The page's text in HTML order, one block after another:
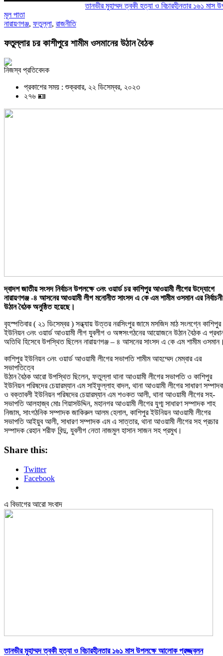
তানভীর মুহাম্মদ ত্বকী হত্যা ও বিচারহীনতার ১৬১ মাস
মূল পাতা
নারায়ণগঞ্জ, ফতুল্লা, রাজনীতি
ফতুল্লার চর কাশীপুরে শামীম ওসমানের উঠান বৈঠক
নিজস্ব প্রতিবেদক
প্রকাশের সময় : শুক্রবার, ২২ ডিসেম্বর, ২০২৩
২৭৬ 🪪
দ্বাদশ জাতীয় সংসদ নির্বাচন উপলক্ষে ৩নং ওয়ার্ড চর কাশিপুর আওয়ামী লীগের উদ্যোগে
নারায়ণগঞ্জ -৪ আসনের আওয়ামী লীগ মনোনীত সাংসদ এ কে এম শামীম ওসমান এর নির্বাচনী
উঠান বৈঠক অনুষ্ঠিত হয়েছে।
বৃহস্পতিবার ( ২১ ডিসেম্বর ) সন্ধ্যায় উত্তর নরসিংপুর জামে মসজিদ মাঠ সংলগ্নে কাশিপুর
ইউনিয়ন ৩নং ওয়ার্ড আওয়ামী লীগ যুবলীগ ও অঙ্গসংগঠনের আয়োজনে উঠান বৈঠক এ
অতিথি হিসেবে উপস্থিত ছিলেন নারায়ণগঞ্জ – ৪ আসনের সাংসদ এ কে এম শামীম
কাশিপুর ইউনিয়ন ৩নং ওয়ার্ড আওয়ামী লীগের সভাপতি শামীম আহম্মেদ মেম্বার এর
সভাপতিত্বে
উঠান বৈঠক আরো উপস্থিত ছিলেন, ফতুল্লা থানা আওয়ামী লীগের সভাপতি ও কাশিপুর
ইউনিয়ন পরিষদের চেয়ারম্যান এম সাইফুল্লাহ বাদল, থানা আওয়ামী লীগের সাধারণ
ও বক্তাবলী ইউনিয়ন পরিষদের চেয়ারম্যান এম শওকত আলী, থানা আওয়ামী লীগের সহ-
সভাপতি আলহাজ্ব মোঃ গিয়াসউদ্দিন, মহানগর আওয়ামী লীগের যুগ্ম সাধারণ সম্পাদক শাহ
নিজাম, সাংগঠনিক সম্পাদক জাকিরুল আলম হেলাল, কাশিপুর ইউনিয়ন আওয়ামী লীগের
সভাপতি আইয়ুব আলী, সাধারণ সম্পাদক এম এ সাত্তার, থানা আওয়ামী লীগের সহ প্রচার
সম্পাদক রেহান শরীফ বিন্দু, যুবলীগ নেতা নাজমুল হাসান সাজন সহ প্রমুখ।
Share this:
Twitter
Facebook
এ বিভাগের আরো সংবাদ
তানভীর মুহাম্মদ ত্বকী হত্যা ও বিচারহীনতার ১৬১ মাস উপলক্ষে আলোক প্রজ্জ্বলন